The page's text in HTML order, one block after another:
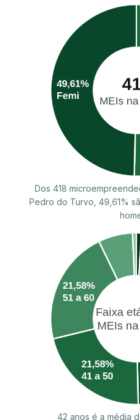
Dos 418
Pedro do Turvo, 49,61%
42 anos é a média